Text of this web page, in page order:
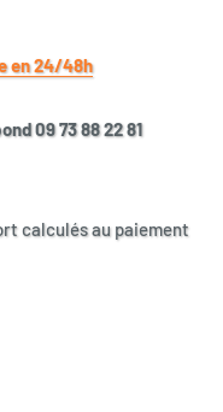
en 24/48h
09 73 88 22 81
calculés au paiement